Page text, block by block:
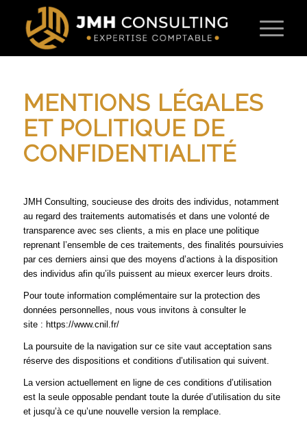
MENTIONS LÉGALES
ET POLITIQUE DE
CONFIDENTIALITÉ
JMH Consulting, soucieuse des droits des individus, notamment
au regard des traitements automatisés et dans une volonté de
transparence avec ses clients, a mis en place une politique
reprenant l’ensemble de ces traitements, des finalités poursuivies
par ces derniers ainsi que des moyens d’actions à la disposition
des individus afin qu’ils puissent au mieux exercer leurs droits.
Pour toute information complémentaire sur la protection des
données personnelles, nous vous invitons à consulter le
site : https://www.cnil.fr/
La poursuite de la navigation sur ce site vaut acceptation sans
réserve des dispositions et conditions d’utilisation qui suivent.
La version actuellement en ligne de ces conditions d’utilisation
est la seule opposable pendant toute la durée d’utilisation du site
et jusqu’à ce qu’une nouvelle version la remplace.